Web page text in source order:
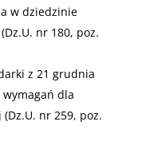
w dziedzinie
nr 180, poz.
z 21 grudnia
dla
nr 259, poz.